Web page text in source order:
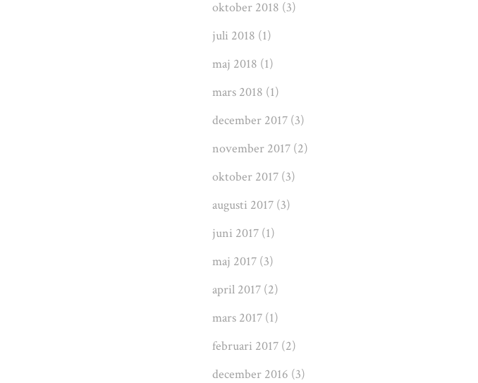
oktober 2018 (3)
juli 2018 (1)
maj 2018 (1)
mars 2018 (1)
december 2017 (3)
november 2017 (2)
oktober 2017 (3)
augusti 2017 (3)
juni 2017 (1)
maj 2017 (3)
april 2017 (2)
mars 2017 (1)
februari 2017 (2)
december 2016 (3)